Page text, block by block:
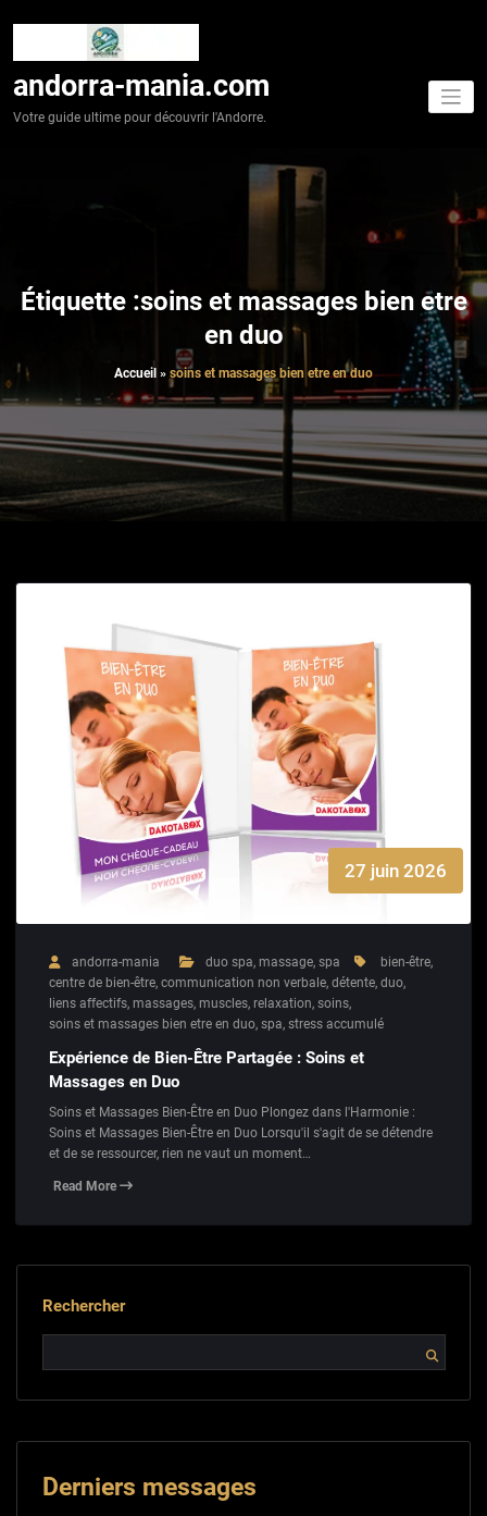
andorra-mania.com
Votre guide ultime pour découvrir l'Andorre.
Étiquette :soins et massages bien etre
en duo
Accueil » soins et massages bien etre en duo
27 juin 2026
andorra-mania duo spa, massage, spa bien-être,
centre de bien-être, communication non verbale, détente, duo,
liens affectifs, massages, muscles, relaxation, soins,
soins et massages bien etre en duo, spa, stress accumulé
Expérience de Bien-Être Partagée : Soins et
Massages en Duo
Soins et Massages Bien-Être en Duo Plongez dans l'Harmonie :
Soins et Massages Bien-Être en Duo Lorsqu'il s'agit de se détendre
et de se ressourcer, rien ne vaut un moment…
Read More
Rechercher
Derniers messages